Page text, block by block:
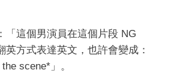
「這個男演員在這個片段 NG
英方式表達英文，也許會變成：
scene*」。